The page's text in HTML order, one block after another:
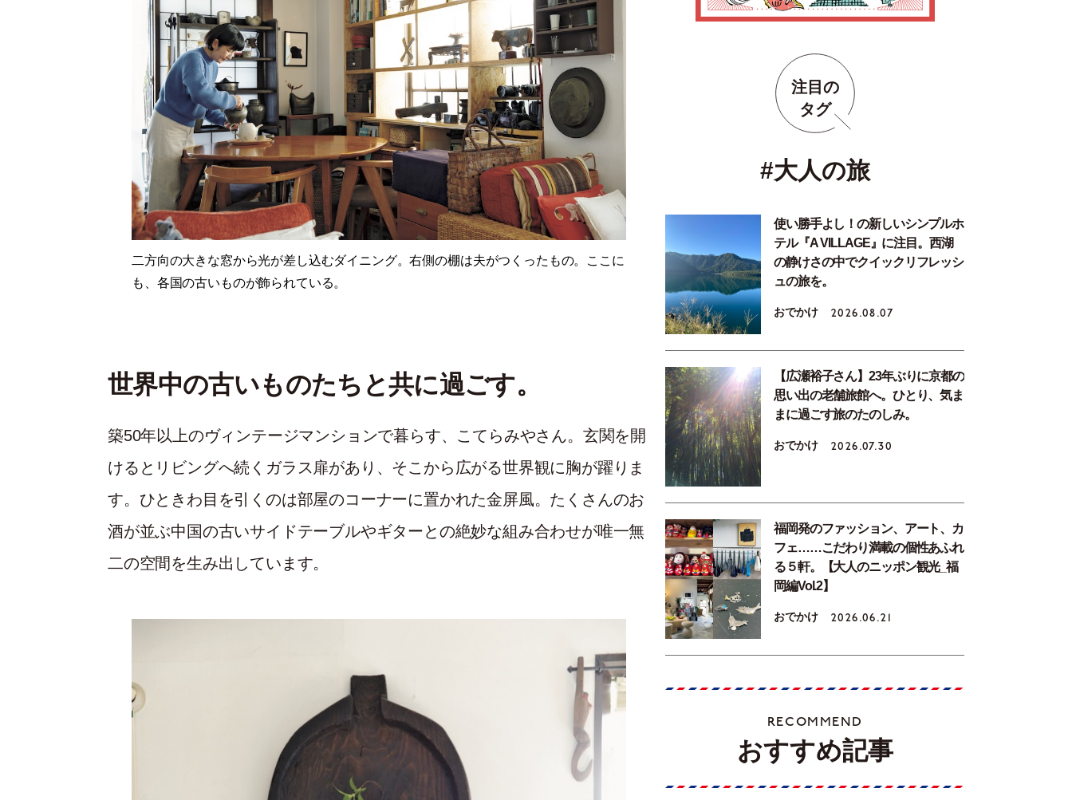
二方向の大きな窓から光が差し込むダイニング。右側の棚は夫がつくったもの。ここに
も、各国の古いものが飾られている。
世界中の古いものたちと共に過ごす。
築50年以上のヴィンテージマンションで暮らす、こてらみやさん。玄関を開
けるとリビングへ続くガラス扉があり、そこから広がる世界観に胸が躍りま
す。ひときわ目を引くのは部屋のコーナーに置かれた金屏風。たくさんのお
酒が並ぶ中国の古いサイドテーブルやギターとの絶妙な組み合わせが唯一無
二の空間を生み出しています。
注目の
タグ
#大人の旅
使い勝手よし！の新しいシンプルホ
テル『A VILLAGE』に注目。西湖
の静けさの中でクイックリフレッシ
ュの旅を。
おでかけ 2026.08.07
【広瀬裕子さん】23年ぶりに京都の
思い出の老舗旅館へ。ひとり、気ま
まに過ごす旅のたのしみ。
おでかけ 2026.07.30
福岡発のファッション、アート、カ
フェ……こだわり満載の個性あふれ
る５軒。【大人のニッポン観光_福
岡編Vol.2】
おでかけ 2026.06.21
RECOMMEND
おすすめ記事